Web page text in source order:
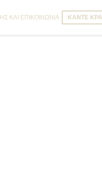
ΚΑΙ ΕΠΙΚΟΙΝΩΝΊΑ ΚΆΝΤΕ